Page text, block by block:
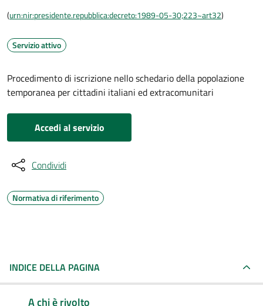
(urn:nir:presidente.repubblica:decreto:1989-05-30;223~art32)
Servizio attivo
Procedimento di iscrizione nello schedario della popolazione
temporanea per cittadini italiani ed extracomunitari
Accedi al servizio
Condividi
Normativa di riferimento
INDICE DELLA PAGINA
A chi è rivolto